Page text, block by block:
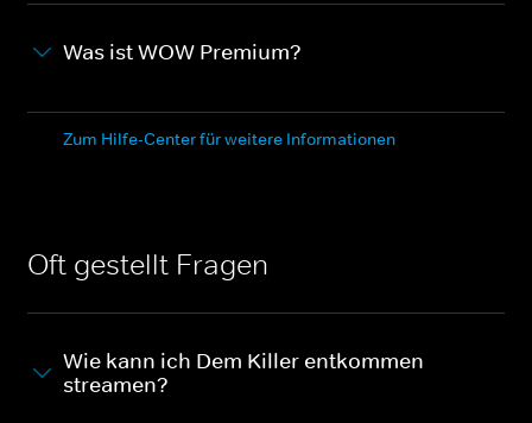
Was ist WOW Premium?
Zum Hilfe-Center für weitere Informationen
Oft gestellt Fragen
Wie kann ich Dem Killer entkommen
streamen?